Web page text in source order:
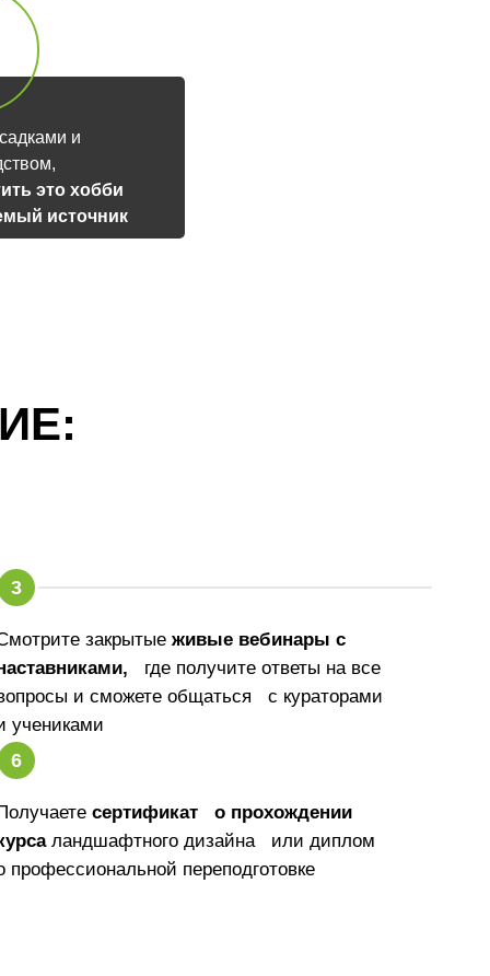
и
это хобби
источник
закрытые живые вебинары с
где получите ответы на все
и сможете общаться с кураторами
учениками
сертификат о прохождении
ландшафтного дизайна или диплом
профессиональной переподготовке